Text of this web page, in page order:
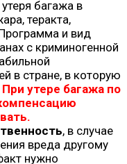
багажа в
теракта,
и вид
с криминогенной
в стране, в которую
При утере багажа по
, в случае
вреда другому
нужно